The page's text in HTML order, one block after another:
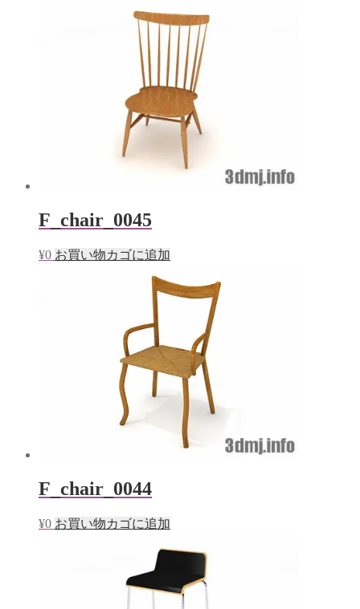
F_chair_0045
¥0 お買い物カゴに追加
F_chair_0044
¥0 お買い物カゴに追加